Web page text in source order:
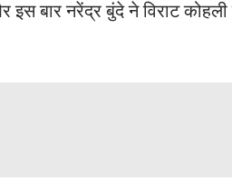
इस बार नरेंद्र बुंदे ने विराट